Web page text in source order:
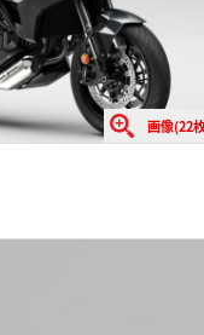
画像(22